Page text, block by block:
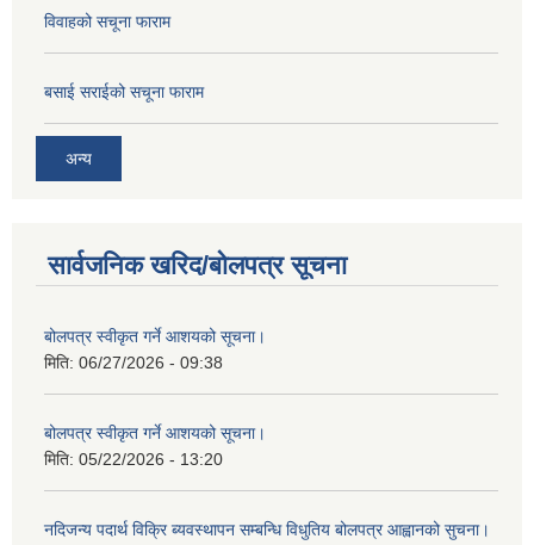
विवाहको सचूना फाराम
बसाई सराईको सचूना फाराम
अन्य
सार्वजनिक खरिद/बोलपत्र सूचना
बोलपत्र स्वीकृत गर्ने आशयको सूचना।
मिति: 06/27/2026 - 09:38
बोलपत्र स्वीकृत गर्ने आशयको सूचना।
मिति: 05/22/2026 - 13:20
नदिजन्य पदार्थ विक्रि ब्यवस्थापन सम्बन्धि विधुतिय बोलपत्र आह्वानको सुचना।